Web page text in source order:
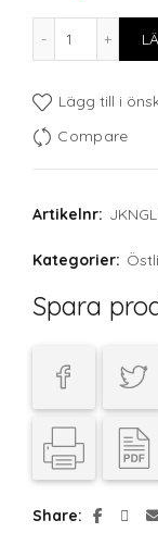
Lägg till i
Compare
Artikelnr:
Kategorier:
Spara
Share